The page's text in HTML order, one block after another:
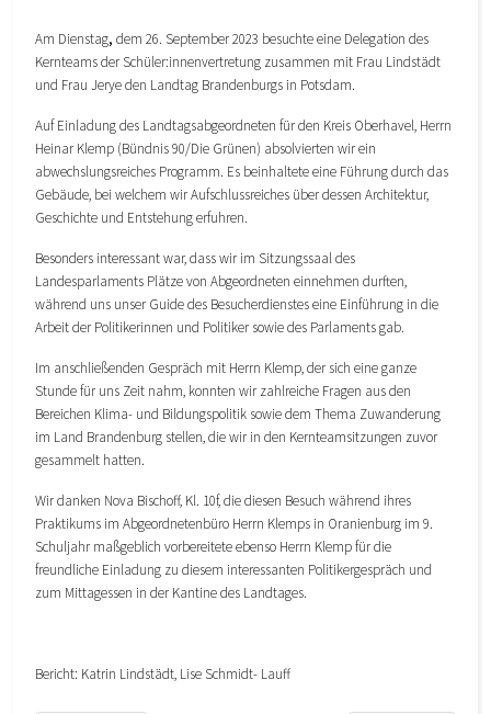
Am Dienstag, dem 26. September 2023 besuchte eine Delegation des
Kernteams der Schüler:innenvertretung zusammen mit Frau Lindstädt
und Frau Jerye den Landtag Brandenburgs in Potsdam.
Auf Einladung des Landtagsabgeordneten für den Kreis Oberhavel, Herrn
Heinar Klemp (Bündnis 90/Die Grünen) absolvierten wir ein
abwechslungsreiches Programm. Es beinhaltete eine Führung durch das
Gebäude, bei welchem wir Aufschlussreiches über dessen Architektur,
Geschichte und Entstehung erfuhren.
Besonders interessant war, dass wir im Sitzungssaal des
Landesparlaments Plätze von Abgeordneten einnehmen durften,
während uns unser Guide des Besucherdienstes eine Einführung in die
Arbeit der Politikerinnen und Politiker sowie des Parlaments gab.
Im anschließenden Gespräch mit Herrn Klemp, der sich eine ganze
Stunde für uns Zeit nahm, konnten wir zahlreiche Fragen aus den
Bereichen Klima- und Bildungspolitik sowie dem Thema Zuwanderung
im Land Brandenburg stellen, die wir in den Kernteamsitzungen zuvor
gesammelt hatten.
Wir danken Nova Bischoff, Kl. 10f, die diesen Besuch während ihres
Praktikums im Abgeordnetenbüro Herrn Klemps in Oranienburg im 9.
Schuljahr maßgeblich vorbereitete ebenso Herrn Klemp für die
freundliche Einladung zu diesem interessanten Politikergespräch und
zum Mittagessen in der Kantine des Landtages.
Bericht: Katrin Lindstädt, Lise Schmidt- Lauff